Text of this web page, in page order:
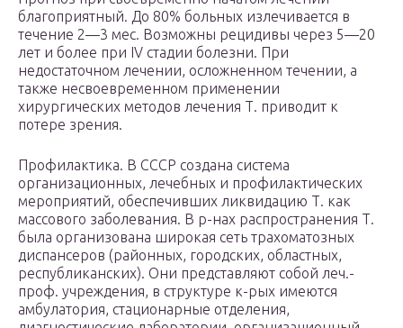
благоприятный. До 80% больных излечивается в
течение 2—3 мес. Возможны рецидивы через 5—20
лет и более при IV стадии болезни. При
недостаточном лечении, осложненном течении, а
также несвоевременном применении
хирургических методов лечения Т. приводит к
потере зрения.
Профилактика. В СССР создана система
организационных, лечебных и профилактических
мероприятий, обеспечивших ликвидацию Т. как
массового заболевания. В р-нах распространения Т.
была организована широкая сеть трахоматозных
диспансеров (районных, городских, областных,
республиканских). Они представляют собой леч.-
проф. учреждения, в структуре к-рых имеются
амбулатория, стационарные отделения,